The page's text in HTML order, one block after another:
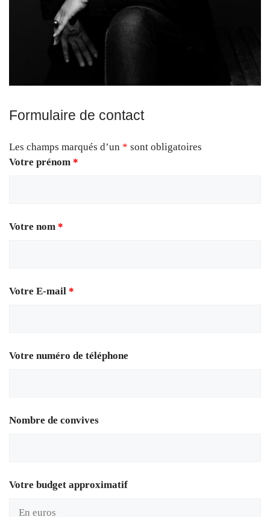
Formulaire de contact
Les champs marqués d’un * sont obligatoires
Votre prénom *
Votre nom *
Votre E-mail *
Votre numéro de téléphone
Nombre de convives
Votre budget approximatif